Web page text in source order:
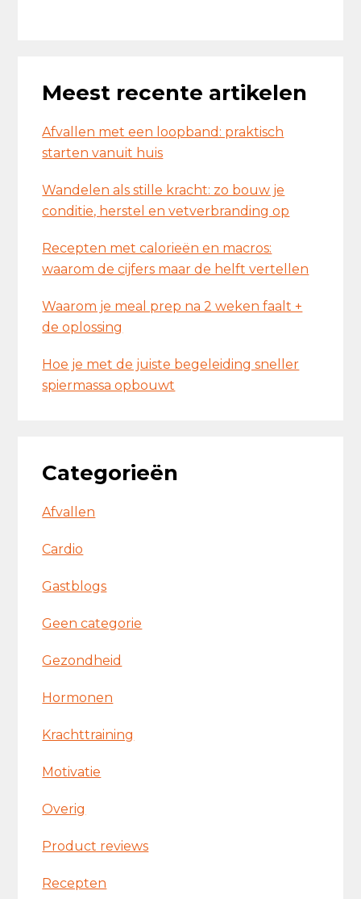
Meest recente artikelen
Afvallen met een loopband: praktisch
starten vanuit huis
Wandelen als stille kracht: zo bouw je
conditie, herstel en vetverbranding op
Recepten met calorieën en macros:
waarom de cijfers maar de helft vertellen
Waarom je meal prep na 2 weken faalt +
de oplossing
Hoe je met de juiste begeleiding sneller
spiermassa opbouwt
Categorieën
Afvallen
Cardio
Gastblogs
Geen categorie
Gezondheid
Hormonen
Krachttraining
Motivatie
Overig
Product reviews
Recepten